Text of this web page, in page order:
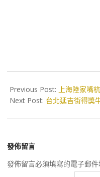
06-
05
Previous Post: 上海陸家嘴
Next Post: 台北延吉街得獎
發佈留言
發佈留言必須填寫的電子郵件